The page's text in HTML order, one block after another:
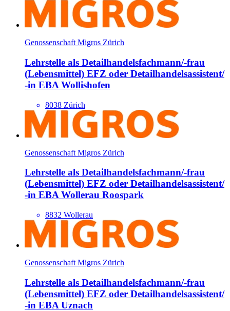
Genossenschaft Migros Zürich
Lehrstelle als Detailhandels­fachmann/​-frau
(Lebensmittel) EFZ oder Detailhandels­assistent/​
-in EBA Wollishofen
8038 Zürich
Genossenschaft Migros Zürich
Lehrstelle als Detailhandels­fachmann/​-frau
(Lebensmittel) EFZ oder Detailhandels­assistent/​
-in EBA Wollerau Roospark
8832 Wollerau
Genossenschaft Migros Zürich
Lehrstelle als Detailhandels­fachmann/​-frau
(Lebensmittel) EFZ oder Detailhandels­assistent/​
-in EBA Uznach